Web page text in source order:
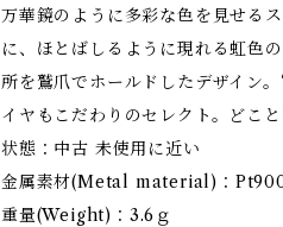
万華鏡のように多彩な色を見せる
に、ほとばしるように現れる虹色
所を鷲爪でホールドしたデザイン
イヤもこだわりのセレクト。どこ
状態：中古 未使用に近い
金属素材(Metal material)：
重量(Weight)：3.6ｇ